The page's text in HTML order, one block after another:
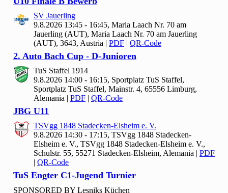
SV Jauerling
9.8.2026 13:45 - 16:45, Maria Laach Nr. 70 am
Jauerling (AUT), Maria Laach Nr. 70 am Jauerling
(AUT), 3643, Austria | PDF | QR-Code
2. Auto Bach Cup - D-Junioren
TuS Staffel 1914
9.8.2026 14:00 - 16:15, Sportplatz TuS Staffel,
Sportplatz TuS Staffel, Mainstr. 4, 65556 Limburg,
Alemania | PDF | QR-Code
JBG U11
TSVgg 1848 Stadecken-Elsheim e. V.
9.8.2026 14:30 - 17:15, TSVgg 1848 Stadecken-
Elsheim e. V., TSVgg 1848 Stadecken-Elsheim e. V.,
Schulstr. 55, 55271 Stadecken-Elsheim, Alemania
PDF
QR-Code
TuS Engter C1-Jugend Turnier
SPONSORED BY Lesniks Küchen